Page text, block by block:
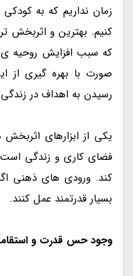
زمان نداریم که به
کنیم. بهترین و اثربخش
که سبب افزایش روحیه
صورت با بهره گیری از
رسیدن به اهداف در
یکی از ابزارهای اثربخش
فضای کاری و زندگی
کند. ورودی های ذهنی
بسیار قدرتمند عمل کنند.
وجود حس قدرت و استقامت